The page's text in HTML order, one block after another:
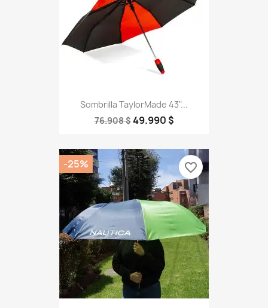
Sombrilla TaylorMade 43"...
76.908 $49.990 $
-25% favorite_border